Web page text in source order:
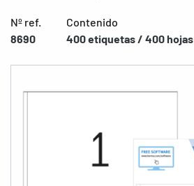
Nº ref.
8690
Contenido
400 etiquetas / 400 hojas